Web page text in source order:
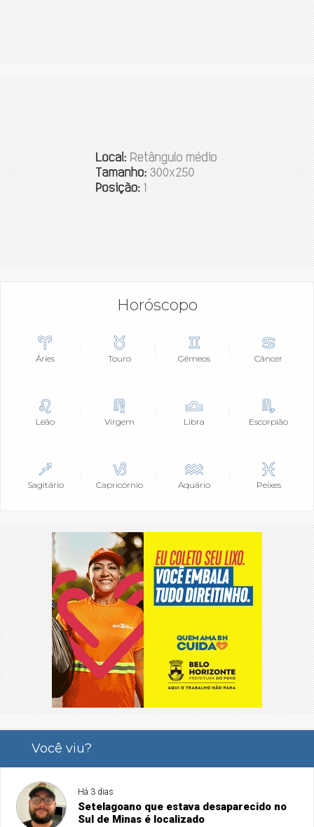
Horóscopo
Áries Touro Gêmeos Câncer
Leão Virgem Libra Escorpião
Sagitário Capricórnio Aquário Peixes
Você viu?
Há 3 dias
Setelagoano que estava desaparecido no
Sul de Minas é localizado